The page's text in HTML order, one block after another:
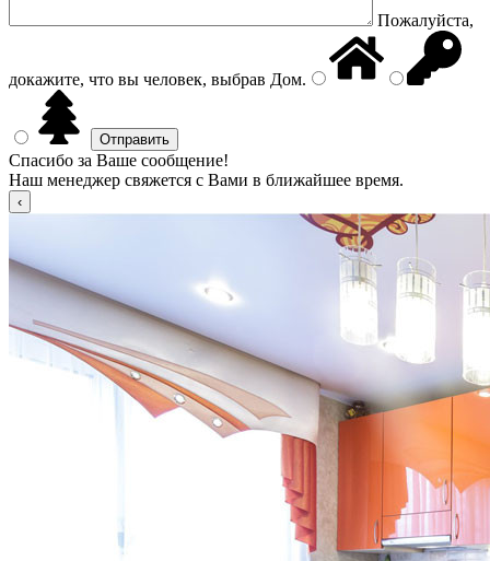
Пожалуйста,
докажите, что вы человек, выбрав Дом.
Спасибо за Ваше сообщение!
Наш менеджер свяжется с Вами в ближайшее время.